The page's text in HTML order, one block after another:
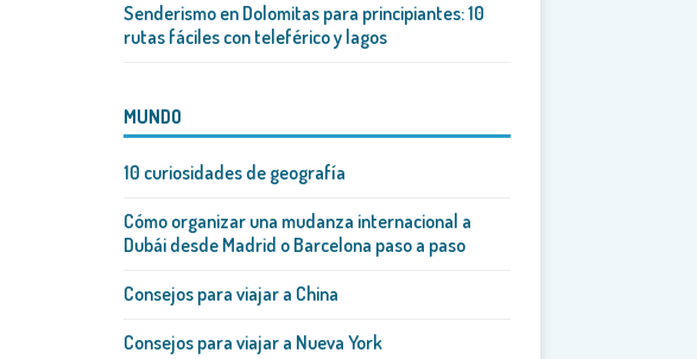
Senderismo en Dolomitas para principiantes: 10
rutas fáciles con teleférico y lagos
MUNDO
10 curiosidades de geografía
Cómo organizar una mudanza internacional a
Dubái desde Madrid o Barcelona paso a paso
Consejos para viajar a China
Consejos para viajar a Nueva York